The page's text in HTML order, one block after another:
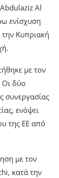
Al
ενίσχυση
την Κυπριακή
με τον
Οι δύο
συνεργασίας
ενόψει
της ΕΕ από
με τον
κατά την